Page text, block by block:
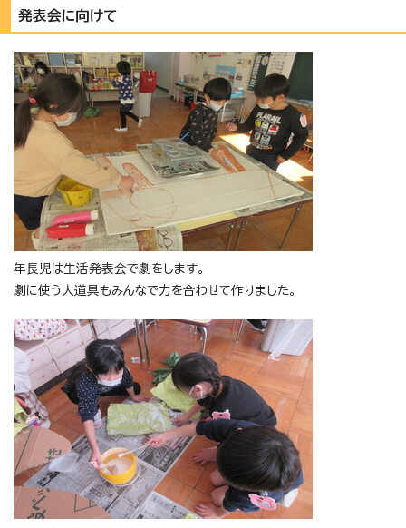
発表会に向けて
年長児は生活発表会で劇をします。
劇に使う大道具もみんなで力を合わせて作りました。